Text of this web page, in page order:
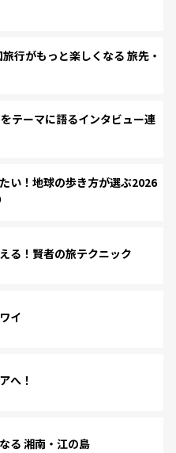
行がもっと楽しくなる 旅先・
テーマに語るインタビュー連
い！地球の歩き方が選ぶ2026
る！賢者の旅テクニック
イ
へ！
る 湘南・江の島